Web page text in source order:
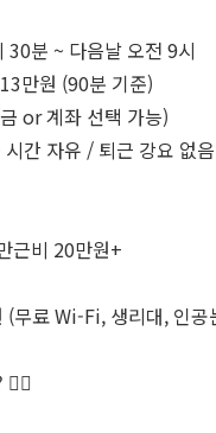
30분 ~ 다음날 오전 9시
만원 (90분 기준)
or 계좌 선택 가능)
간 자유 / 퇴근 강요 없음
근비 20만원+
무료 Wi-Fi, 생리대, 인